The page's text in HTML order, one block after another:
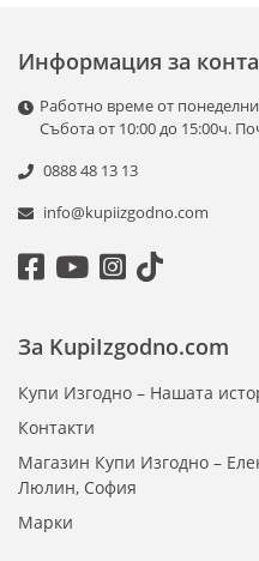
инверторни мотори, те
за предотвратяване на
равномерното
безупречен резултат всеки
зареждане са идеалният
надежден уред, който да
Информация за
Работно време от
Събота от 10:00 до 15:00ч.
0888 48 13 13
info@kupiizgodno.com
За KupiIzgodno.com
Купи Изгодно – Нашата
Контакти
Магазин Купи Изгодно –
Люлин, София
Марки